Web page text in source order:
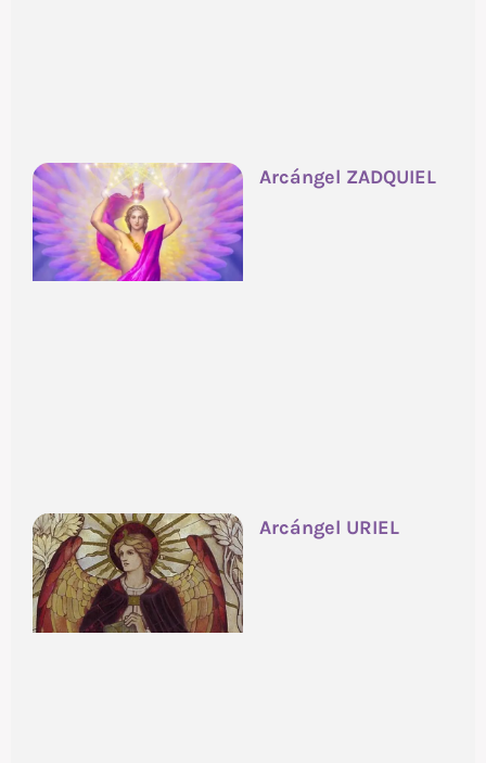
Arcángel ZADQUIEL
Arcángel URIEL